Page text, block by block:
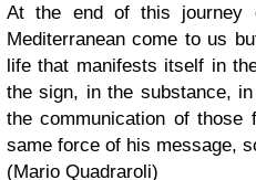
At the end of this journey
Mediterranean come to us
life that manifests itself in
the sign, in the substance,
the communication of those
same force of his message,
(Mario Quadraroli)